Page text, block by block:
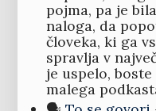
pojma, pa je
naloga, da
človeka, ki ga
spravlja v
je uspelo,
malega